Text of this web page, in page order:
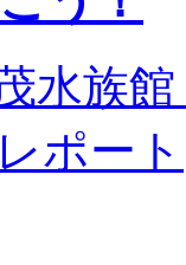
水族
ポート